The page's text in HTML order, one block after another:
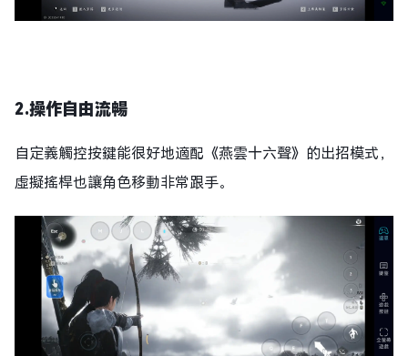
2.操作自由流暢
自定義觸控按鍵能很好地適配《燕雲十六聲》的出招模式，
虛擬搖桿也讓角色移動非常跟手。